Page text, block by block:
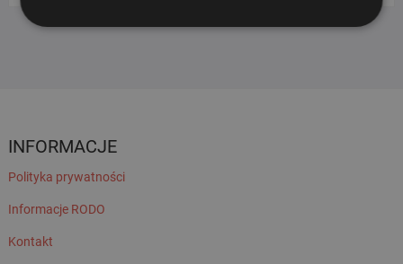
INFORMACJE
Polityka prywatności
Informacje RODO
Kontakt